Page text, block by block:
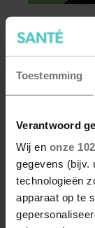
Toestemming
Verantwoord
Wij en onze
gegevens (bijv.
technologieën
apparaat op te
Earth &
Jerney